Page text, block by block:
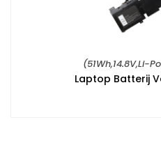
(51Wh,14.8V,Li-
Laptop Batterij